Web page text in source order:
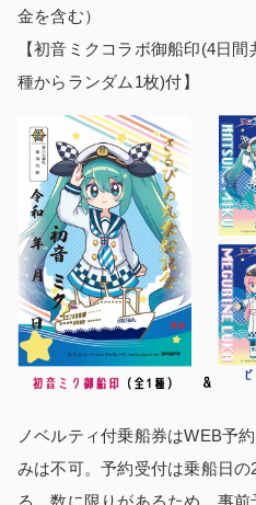
金を含む）
【初音ミクコラボ御船印(4日
種からランダム1枚)付】
ノベルティ付乗船券はWEB予
みは不可。予約受付は乗船日